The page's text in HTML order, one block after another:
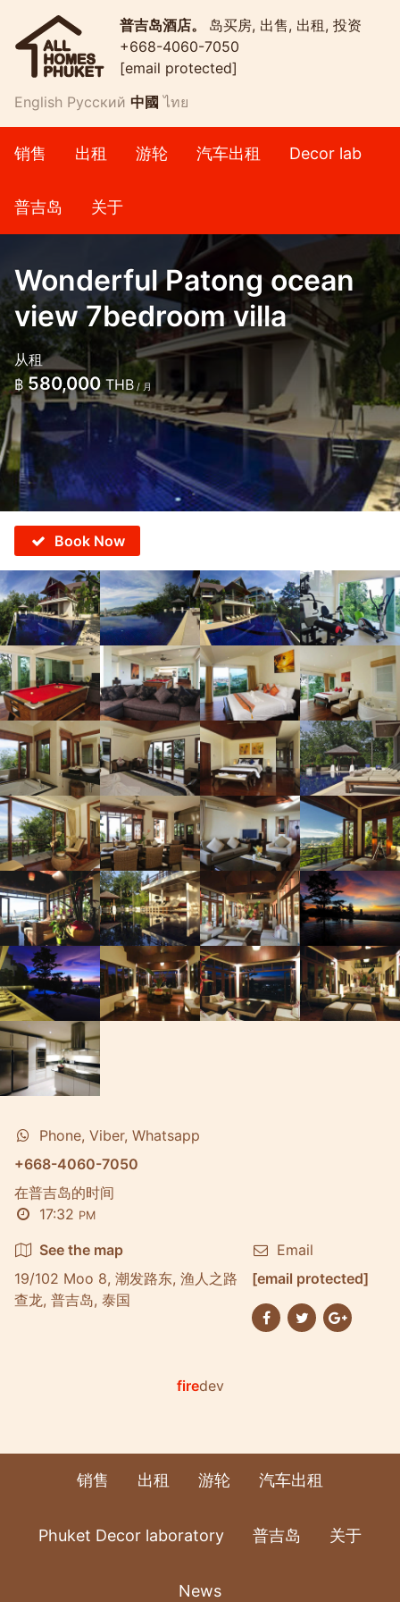
普吉岛酒店。 岛买房, 出售, 出租, 投资
+668-4060-7050
[email protected]
English Русский 中國 ไทย
销售 出租 游轮 汽车出租 Decor lab
普吉岛 关于
Wonderful Patong ocean
view 7bedroom villa
从租
฿ 580,000THB / 月
Book Now
Phone, Viber, Whatsapp
+668-4060-7050
在普吉岛的时间
17:32 PM
See the map
19/102 Moo 8, 潮发路东, 渔人之路
查龙, 普吉岛, 泰国
Email
[email protected]
firedev
销售 出租 游轮 汽车出租
Phuket Decor laboratory 普吉岛 关于
News